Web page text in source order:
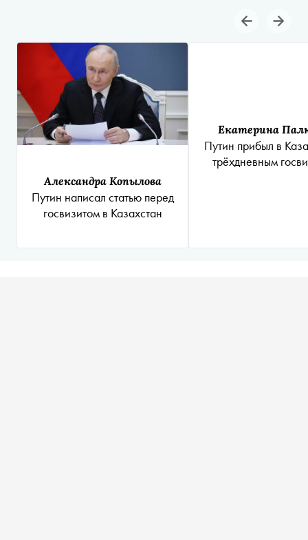
Александра Копылова
Путин написал статью перед
госвизитом в Казахстан
Екатерина
Путин прибыл в
трёхдневным